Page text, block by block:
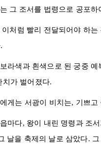
그 조서를 법령으로 공포
이처럼 빨리 전달되어야 하
라색과 흰색으로 된 궁중
치가 벌어졌다.
게는 서광이 비치는, 기쁘
마다, 왕이 내린 명령과 조
날을 축제의 날로 삼았다.